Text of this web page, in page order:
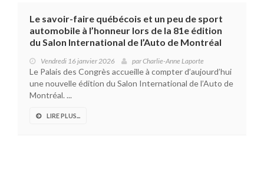
Le savoir-faire québécois et un peu de sport
automobile à l’honneur lors de la 81e édition
du Salon International de l’Auto de Montréal
Vendredi 16 janvier 2026 parCharlie-Anne Laporte
Le Palais des Congrès accueille à compter d’aujourd’hui
une nouvelle édition du Salon International de l’Auto de
Montréal. ...
LIRE PLUS...